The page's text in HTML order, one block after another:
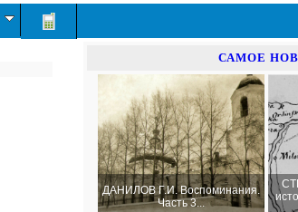
САМОЕ
ДАНИЛОВ Г.И. Воспоминания.
Часть 3...